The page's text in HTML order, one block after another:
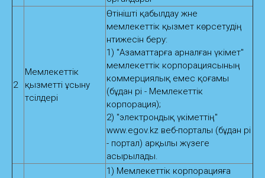
2
Мемлекеттік
қызметті ұсыну
тәсілдері
Өтінішті қабылдау және
мемлекеттік қызмет көрсетудің
нәтижесін беру:
1) "Азаматтарға арналған үкімет"
мемлекеттік корпорациясының
коммерциялық емес қоғамы
(бұдан әрі - Мемлекеттік
корпорация);
2) "электрондық үкіметтің"
www.egov.kz веб-порталы (бұдан әрі
- портал) арқылы жүзеге
асырылады.
1) Мемлекеттік корпорацияға